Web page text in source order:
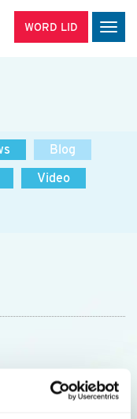
WORD LID
Blog
Video
acties en tips